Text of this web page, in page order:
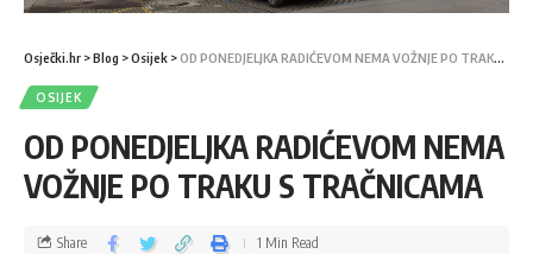
Osječki.hr >Blog >Osijek >OD PONEDJELJKA RADIĆEVOM NEMA VOŽNJE PO TRAKU S TRAČNICAMA
OSIJEK
OD PONEDJELJKA RADIĆEVOM NEMA
VOŽNJE PO TRAKU S TRAČNICAMA
Share 1 Min Read